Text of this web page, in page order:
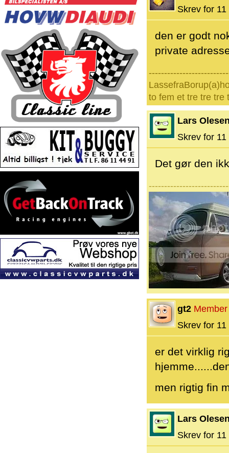
Skrev for
den er godt
private
to fem et tre tre tre
Lars
Skrev for
Det gør den
gt2 Member
Skrev for
er det virklig
men rigtig fin
Lars
Skrev for